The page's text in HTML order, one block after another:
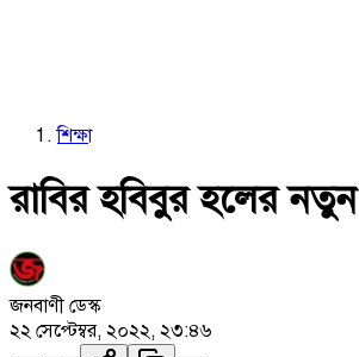
শিক্ষা
রাবির হবিবুর হলের
জনবাণী ডেস্ক
২২ সেপ্টেম্বর, ২০২২, ২৩:৪৬